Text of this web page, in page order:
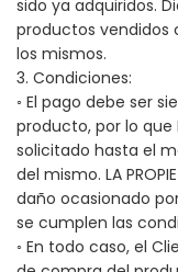
sido ya adquiridos.
productos vendidos
los mismos.
3. Condiciones:
◦ El pago debe ser
producto, por lo que
solicitado hasta el
del mismo. LA
daño ocasionado
se cumplen las
◦ En todo caso, el